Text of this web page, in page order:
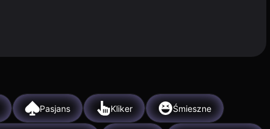
Pasjans Kliker Śmieszne